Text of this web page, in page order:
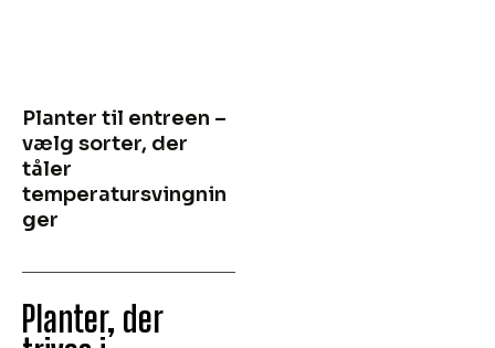
Planter til entreen –
vælg sorter, der
tåler
temperatursvingnin
ger
Planter, der